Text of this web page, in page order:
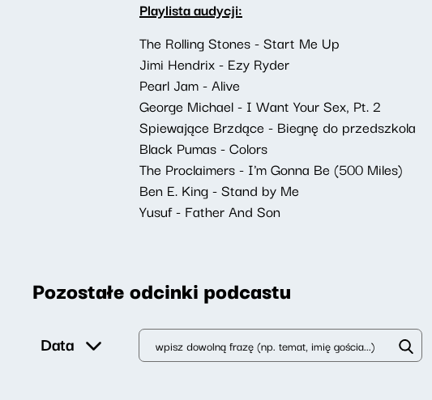
Playlista audycji:
The Rolling Stones - Start Me Up
Jimi Hendrix - Ezy Ryder
Pearl Jam - Alive
George Michael - I Want Your Sex, Pt. 2
Spiewające Brzdące - Biegnę do przedszkola
Black Pumas - Colors
The Proclaimers - I'm Gonna Be (500 Miles)
Ben E. King - Stand by Me
Yusuf - Father And Son
Pozostałe odcinki podcastu
Data